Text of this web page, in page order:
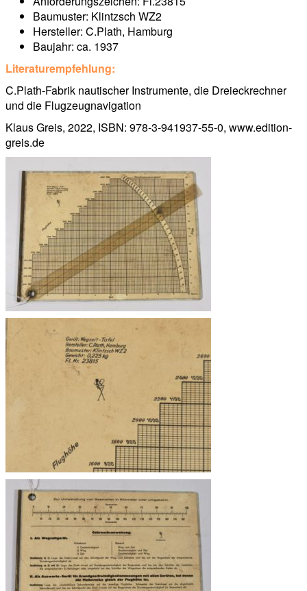
Baumuster: Klintzsch WZ2
Hersteller: C.Plath, Hamburg
Baujahr: ca. 1937
Literaturempfehlung:
C.Plath-Fabrik nautischer Instrumente, die Dreieckrechner
und die Flugzeugnavigation
Klaus Greis, 2022, ISBN: 978-3-941937-55-0, www.edition-
greis.de